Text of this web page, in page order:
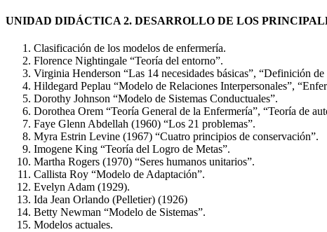
UNIDAD DIDÁCTICA 2. DESARROLLO DE LOS
Clasificación de los modelos de enfermería.
Florence Nightingale “Teoría del entorno”.
Virginia Henderson “Las 14 necesidades básicas”, “Definición de
Hildegard Peplau “Modelo de Relaciones Interpersonales”,
Dorothy Johnson “Modelo de Sistemas Conductuales”.
Dorothea Orem “Teoría General de la Enfermería”, “Teoría de
Faye Glenn Abdellah (1960) “Los 21 problemas”.
Myra Estrin Levine (1967) “Cuatro principios de conservación”.
Imogene King “Teoría del Logro de Metas”.
Martha Rogers (1970) “Seres humanos unitarios”.
Callista Roy “Modelo de Adaptación”.
Evelyn Adam (1929).
Ida Jean Orlando (Pelletier) (1926)
Betty Newman “Modelo de Sistemas”.
Modelos actuales.